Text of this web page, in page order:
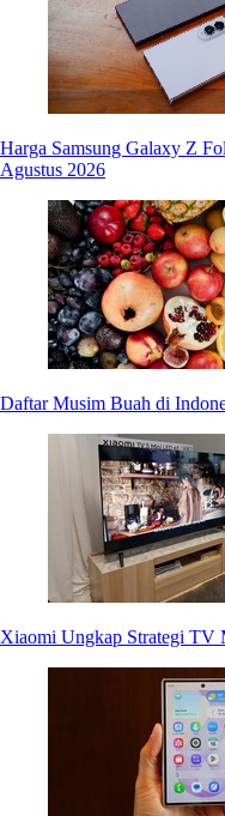
Harga Samsung Galaxy Z
Agustus 2026
Daftar Musim Buah di
Xiaomi Ungkap Strategi TV